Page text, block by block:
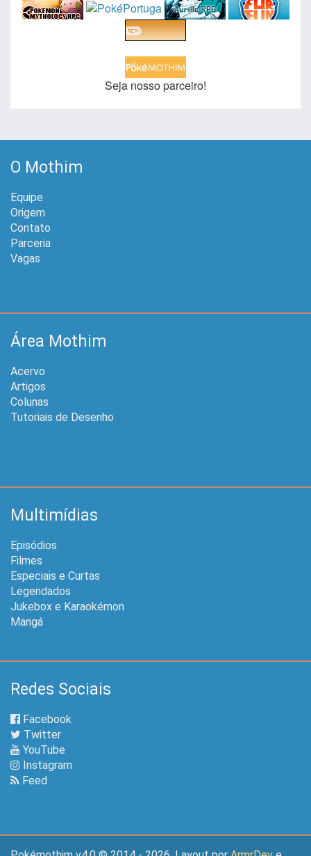
Seja nosso parceiro!
O Mothim
Equipe
Origem
Contato
Parceria
Vagas
Área Mothim
Acervo
Artigos
Colunas
Tutoriais de Desenho
Multimídias
Episódios
Filmes
Especiais e Curtas
Legendados
Jukebox e Karaokémon
Mangá
Redes Sociais
Facebook
Twitter
YouTube
Instagram
Feed